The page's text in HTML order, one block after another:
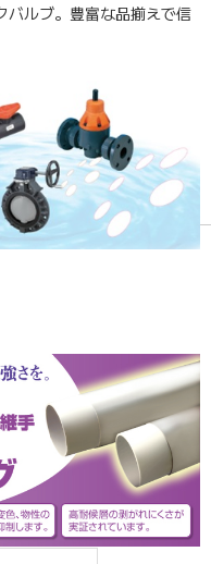
バルブ。豊富な品揃えで信
探す